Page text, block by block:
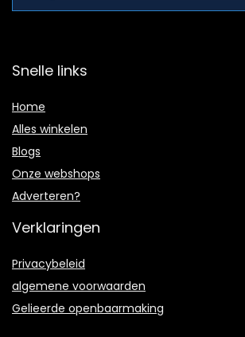
Snelle links
Home
Alles winkelen
Blogs
Onze webshops
Adverteren?
Verklaringen
Privacybeleid
algemene voorwaarden
Gelieerde openbaarmaking